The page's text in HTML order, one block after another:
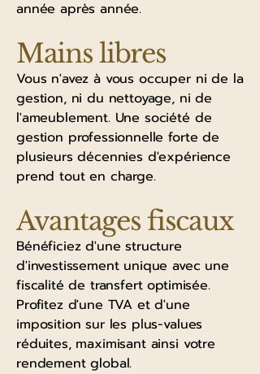
année après année.
Mains libres
Vous n'avez à vous occuper ni de la
gestion, ni du nettoyage, ni de
l'ameublement. Une société de
gestion professionnelle forte de
plusieurs décennies d'expérience
prend tout en charge.
Avantages fiscaux
Bénéficiez d'une structure
d'investissement unique avec une
fiscalité de transfert optimisée.
Profitez d'une TVA et d'une
imposition sur les plus-values
réduites, maximisant ainsi votre
rendement global.